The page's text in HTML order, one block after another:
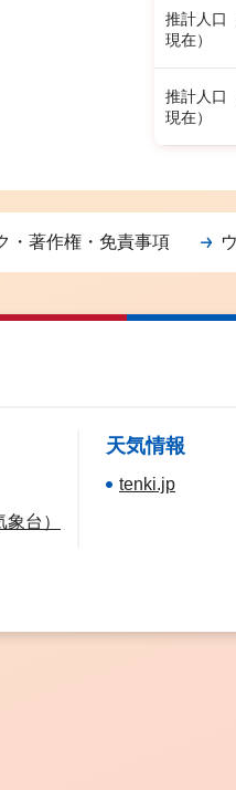
推計人口
現在）
推計人口
現在）
・著作権・免責事項
台）
天気情報
tenki.jp